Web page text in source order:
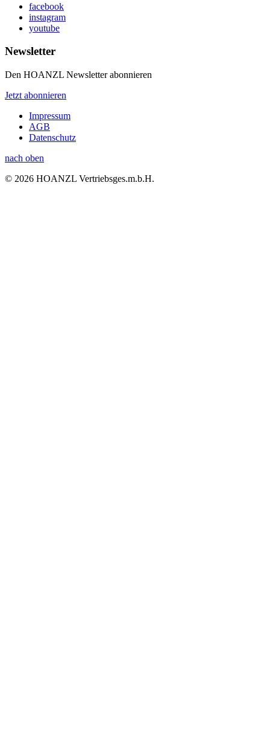
facebook
instagram
youtube
Newsletter
Den HOANZL Newsletter abonnieren
Jetzt abonnieren
Impressum
AGB
Datenschutz
nach oben
© 2026 HOANZL Vertriebsges.m.b.H.